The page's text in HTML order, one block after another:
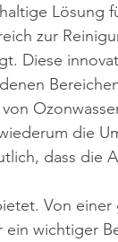
Lösung
zur
Diese
die
dass die
Von
ein wichtiger